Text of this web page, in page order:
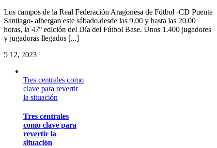
Los campos de la Real Federación Aragonesa de Fútbol -CD Puente
Santiago- albergan este sábado,desde las 9.00 y hasta las 20.00
horas, la 47º edición del Día del Fútbol Base. Unos 1.400 jugadores
y jugadoras llegados [...]
5 12, 2023
Tres centrales como
clave para revertir
la situación
Tres centrales
como clave para
revertir la
situación